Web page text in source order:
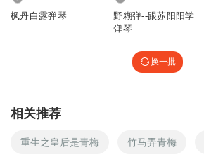
枫丹白露弹琴
野糊弹--跟苏阳阳学
弹琴
换一批
相关推荐
重生之皇后是青梅 竹马弄青梅